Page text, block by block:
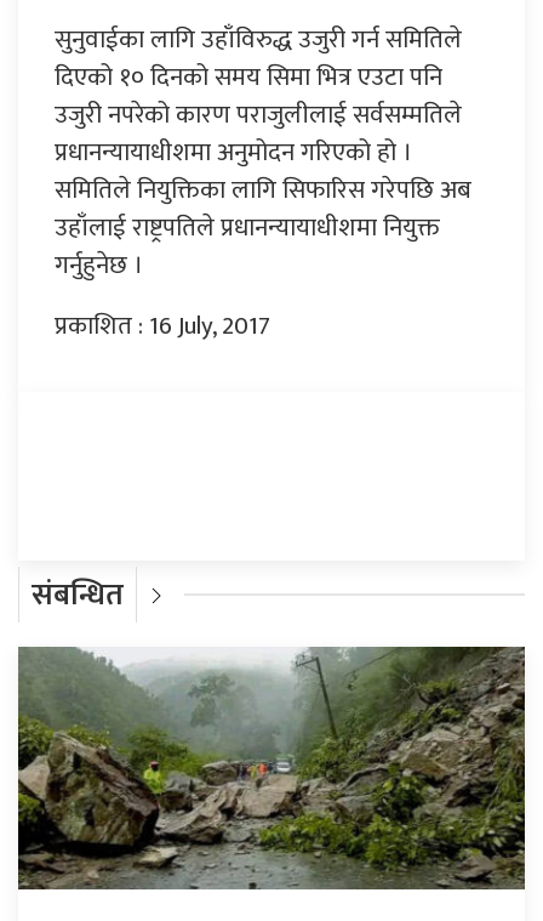
सुनुवाईका लागि उहाँविरुद्ध उजुरी गर्न समितिले
दिएको १० दिनको समय सिमा भित्र एउटा पनि
उजुरी नपरेको कारण पराजुलीलाई सर्वसम्मतिले
प्रधानन्यायाधीशमा अनुमोदन गरिएको हो ।
समितिले नियुक्तिका लागि सिफारिस गरेपछि अब
उहाँलाई राष्ट्रपतिले प्रधानन्यायाधीशमा नियुक्त
गर्नुहुनेछ ।
प्रकाशित : 16 July, 2017
संबन्धित